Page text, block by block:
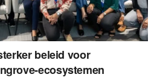
beleid voor
ecosystemen